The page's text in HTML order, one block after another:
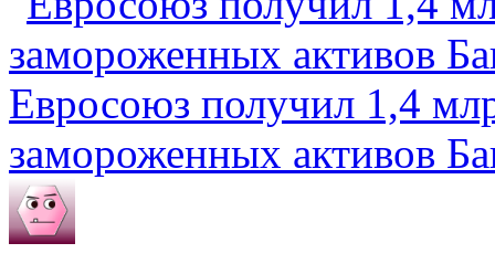
Евросоюз получил 1,4
замороженных активов